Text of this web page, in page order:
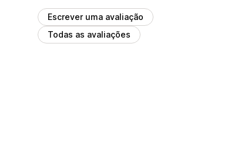
Escrever uma avaliação
Todas as avaliações